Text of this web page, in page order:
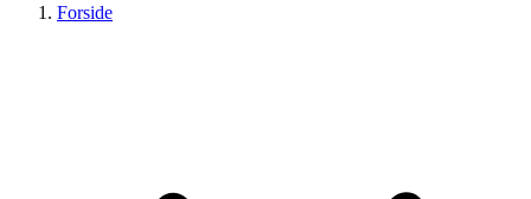
Forside